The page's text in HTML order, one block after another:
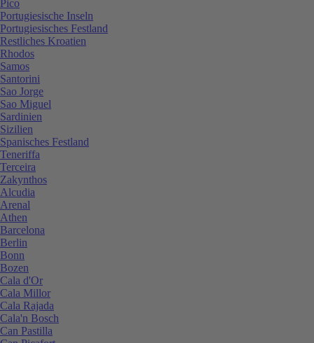
Pico
Portugiesische Inseln
Portugiesisches Festland
Restliches Kroatien
Rhodos
Samos
Santorini
Sao Jorge
Sao Miguel
Sardinien
Sizilien
Spanisches Festland
Teneriffa
Terceira
Zakynthos
Alcudia
Arenal
Athen
Barcelona
Berlin
Bonn
Bozen
Cala d'Or
Cala Millor
Cala Rajada
Cala'n Bosch
Can Pastilla